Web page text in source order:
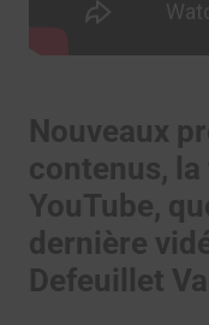
Nouveaux
contenus,
YouTube,
dernière
Defeuillet